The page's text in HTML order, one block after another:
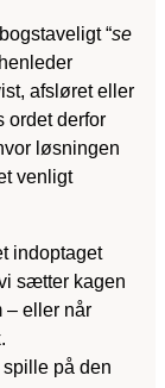
“se
afsløret eller
ordet derfor
løsningen
venligt
indoptaget
sætter kagen
– eller når
på den